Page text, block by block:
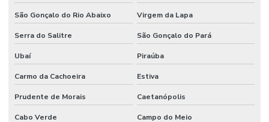
São Gonçalo do Rio Abaixo Virgem da Lapa
Serra do Salitre São Gonçalo do Pará
Ubaí Piraúba
Carmo da Cachoeira Estiva
Prudente de Morais Caetanópolis
Cabo Verde Campo do Meio